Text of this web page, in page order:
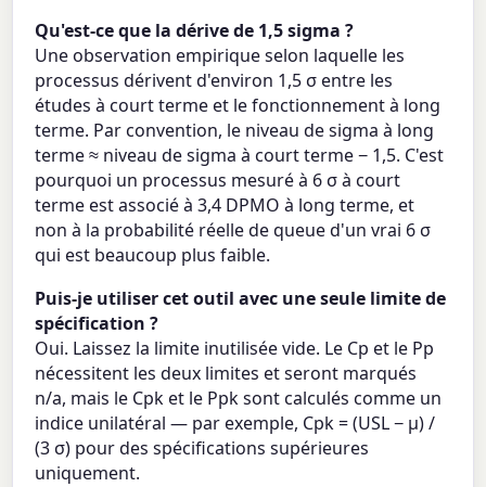
Qu'est-ce que la dérive de 1,5 sigma ?
Une observation empirique selon laquelle les
processus dérivent d'environ 1,5 σ entre les
études à court terme et le fonctionnement à long
terme. Par convention, le niveau de sigma à long
terme ≈ niveau de sigma à court terme − 1,5. C'est
pourquoi un processus mesuré à 6 σ à court
terme est associé à 3,4 DPMO à long terme, et
non à la probabilité réelle de queue d'un vrai 6 σ
qui est beaucoup plus faible.
Puis-je utiliser cet outil avec une seule limite de
spécification ?
Oui. Laissez la limite inutilisée vide. Le Cp et le Pp
nécessitent les deux limites et seront marqués
n/a, mais le Cpk et le Ppk sont calculés comme un
indice unilatéral — par exemple, Cpk = (USL − μ) /
(3 σ) pour des spécifications supérieures
uniquement.